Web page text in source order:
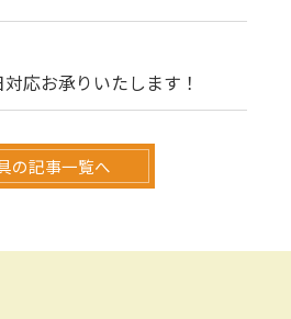
応お承りいたします！
の記事一覧へ